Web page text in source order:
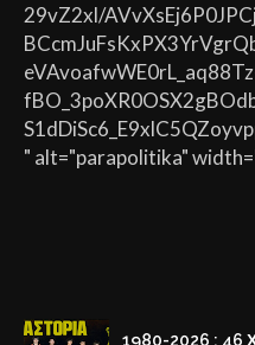
29vZ2xl/
" alt="parapolitika"
1980-2026 : 46